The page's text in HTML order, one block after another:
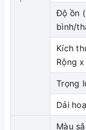
ái hơn (Áp dụng
Hoạt động êm ái,
hòa nối ống gió
Độ ồn
bình/
Kích
Rộng
Trọng
Dải
Màu